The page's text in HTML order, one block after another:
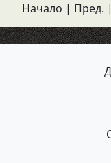
Начало | Пред. |